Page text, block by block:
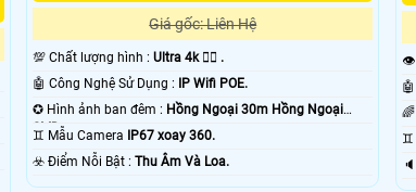
Giá gốc: Liên Hệ
💯 Chất lượng hình :Ultra 4k 👍🏾 .
🤖️ Công Nghệ Sử Dụng : IP Wifi POE.
✪ Hình ảnh ban đêm : Hồng Ngoại 30m Hồng Ngoại
SMD.♊ Mẫu Camera IP67 xoay 360.
️☣️ Điểm Nỗi Bật :Thu Âm Và Loa.